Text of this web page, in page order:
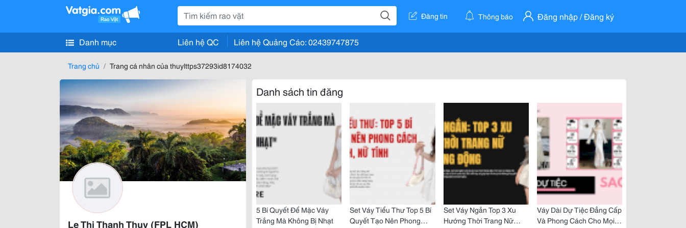
Đăng tin Thông báo Đăng nhập / Đăng ký
Danh mục Liên hệ QC Liên hệ Quảng Cáo: 02439747875
Trang chủ Trang cá nhân của thuylttps37293id8174032
Le Thi Thanh Thuy (FPL HCM)
Danh sách tin đăng
5 Bí Quyết Để Mặc Váy
Trắng Mà Không Bị Nhạt
Set Váy Tiểu Thư Top 5 Bí
Quyết Tạo Nên Phong
Set Váy Ngắn Top 3 Xu
Hướng Thời Trang Nữ
Váy Dài Dự Tiệc Đẳng Cấp
Và Phong Cách Cho Mọi